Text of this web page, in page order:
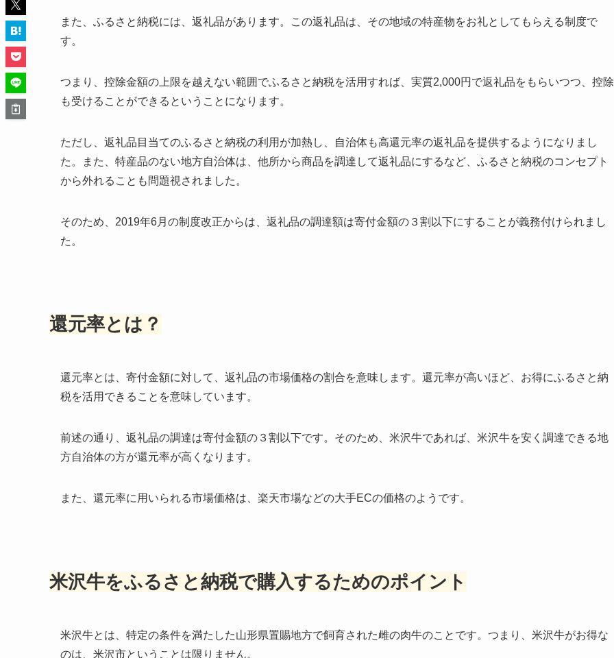
また、ふるさと納税には、返礼品があります。この返礼品は、その地域の特産物をお礼としてもらえる制度で
す。
つまり、控除金額の上限を越えない範囲でふるさと納税を活用すれば、 実質2,000円で返礼品をもらいつつ、控除
も受けることができる ということになります。
ただし、返礼品目当てのふるさと納税の利用が加熱し、自治体も高還元率の返礼品を提供するようになりまし
た。また、特産品のない地方自治体は、他所から商品を調達して返礼品にするなど、ふるさと納税のコンセプト
から外れることも問題視されました。
そのため、2019年6月の制度改正からは、 返礼品の調達額は寄付金額の３割以下にすること が義務付けられまし
た。
還元率とは？
還元率とは、寄付金額に対して、返礼品の市場価格の割合を意味します。還元率が高いほど、お得にふるさと納
税を活用できることを意味しています。
前述の通り、返礼品の調達は寄付金額の３割以下です。そのため、米沢牛であれば、米沢牛を安く調達できる地
方自治体の方が還元率が高くなります。
また、還元率に用いられる市場価格は、楽天市場などの大手ECの価格のようです。
米沢牛をふるさと納税で購入するためのポイント
米沢牛とは、特定の条件を満たした山形県置賜地方で飼育された雌の肉牛のことです。つまり、米沢牛がお得な
のは、米沢市ということは限りません。